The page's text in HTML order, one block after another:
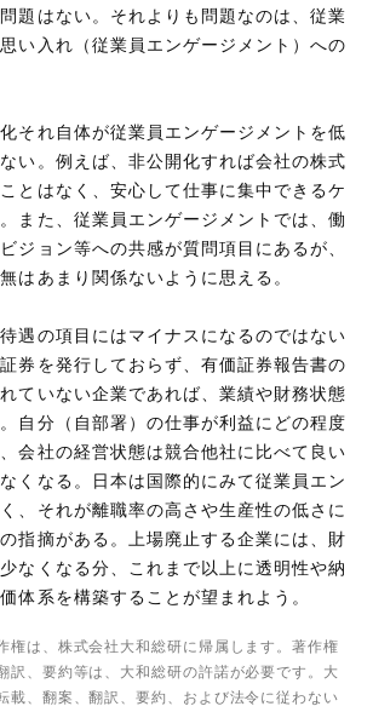
題はない。それよりも問題なのは、従業
い入れ（従業員エンゲージメント）への
それ自体が従業員エンゲージメントを低
い。例えば、非公開化すれば会社の株式
とはなく、安心して仕事に集中できるケ
また、従業員エンゲージメントでは、働
ジョン等への共感が質問項目にあるが、
はあまり関係ないように思える。
遇の項目にはマイナスになるのではない
券を発行しておらず、有価証券報告書の
ていない企業であれば、業績や財務状態
自分（自部署）の仕事が利益にどの程度
会社の経営状態は競合他社に比べて良い
くなる。日本は国際的にみて従業員エン
、それが離職率の高さや生産性の低さに
指摘がある。上場廃止する企業には、財
なくなる分、これまで以上に透明性や納
体系を構築することが望まれよう。
権は、株式会社大和総研に帰属します。著作権
訳、要約等は、大和総研の許諾が必要です。大
載、翻案、翻訳、要約、および法令に従わない